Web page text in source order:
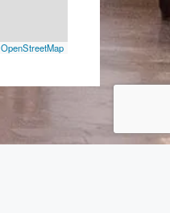
OpenStreetMap